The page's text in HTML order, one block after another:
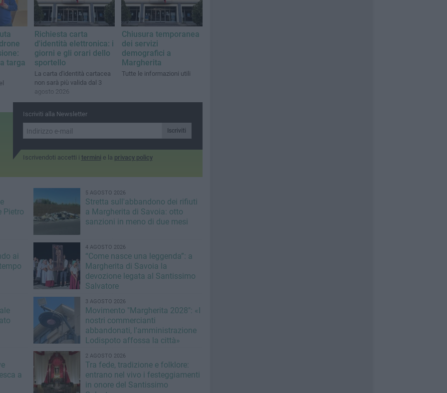
targa
Richiesta carta
d'identità elettronica: i
giorni e gli orari dello
sportello
La carta d'identità cartacea
non sarà più valida dal 3
agosto 2026
Chiusura temporanea
dei servizi
demografici a
Margherita
Tutte le informazioni utili
Iscriviti alla Newsletter
Iscriviti
Iscrivendoti accetti i termini e la privacy policy
Pietro
5 AGOSTO 2026
Stretta sull'abbandono dei rifiuti
a Margherita di Savoia: otto
sanzioni in meno di due mesi
ai
4 AGOSTO 2026
“Come nasce una leggenda”: a
Margherita di Savoia la
devozione legata al Santissimo
Salvatore
3 AGOSTO 2026
Movimento "Margherita 2028": «I
nostri commercianti
abbandonati, l'amministrazione
Lodispoto affossa la città»
a
2 AGOSTO 2026
Tra fede, tradizione e folklore:
entrano nel vivo i festeggiamenti
in onore del Santissimo